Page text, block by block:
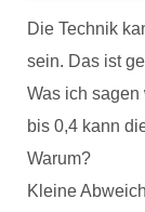
Die Technik
sein. Das ist
Was ich sagen
bis 0,4 kann
Warum?
Kleine